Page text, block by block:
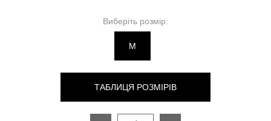
Виберіть розмір:
M
ТАБЛИЦЯ РОЗМІРІВ